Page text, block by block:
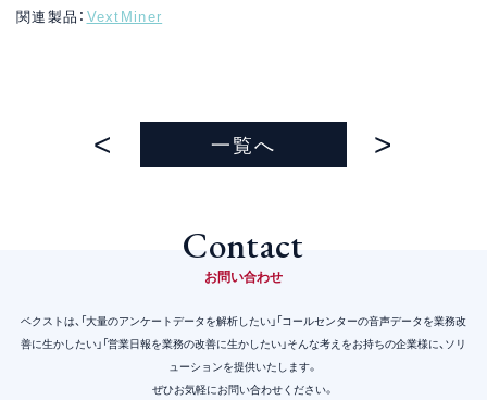
関連製品： VextMiner
一覧へ
Contact
お問い合わせ
ベクストは、「大量のアンケートデータを解析したい」「コールセンターの音声データを業務改
善に生かしたい」 「営業日報を業務の改善に生かしたい」そんな考えをお持ちの企業様に、ソリ
ューションを提供いたします。
ぜひお気軽にお問い合わせください。